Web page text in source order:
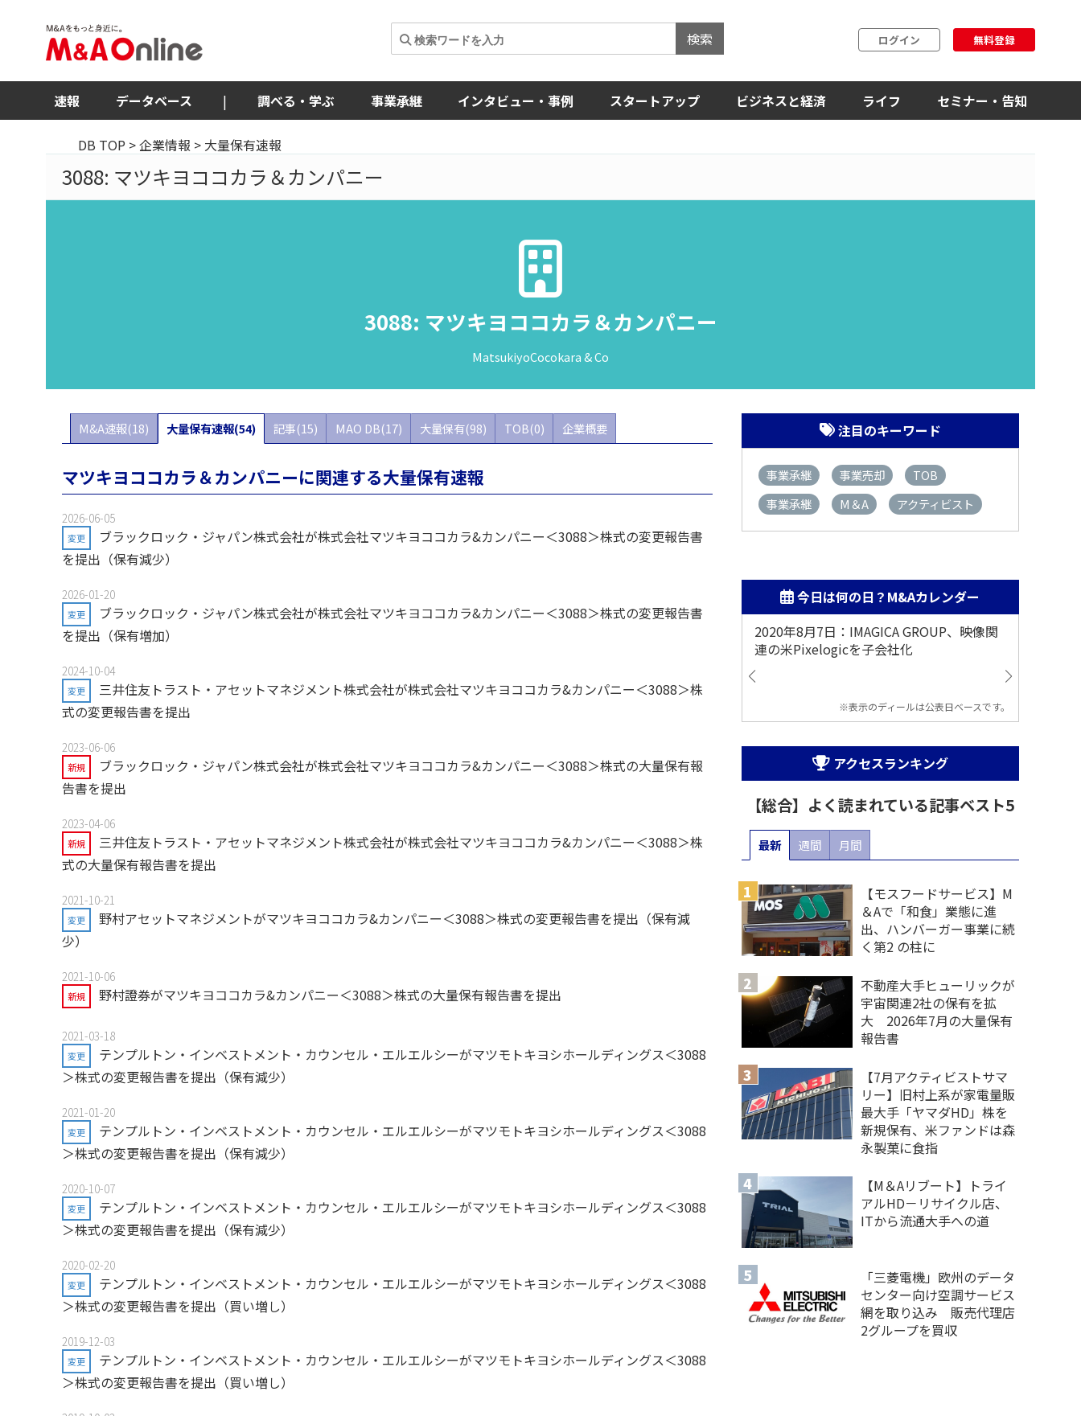
検索 ログイン 無料登録
速報 データベース | 調べる・学ぶ 事業承継 インタビュー・事例 スタートアップ ビジネスと経済 ライフ セミナー・告知
DB TOP >企業情報 > 大量保有速報
3088: マツキヨココカラ＆カンパニー
3088: マツキヨココカラ＆カンパニー
MatsukiyoCocokara & Co
M&A速報(18) 大量保有速報(54) 記事(15) MAO DB(17) 大量保有(98) TOB(0) 企業概要
マツキヨココカラ＆カンパニーに関連する大量保有速報
2026-06-05
変更
ブラックロック・ジャパン株式会社が株式会社マツキヨココカラ&カンパニー＜3088＞株式の変更報告書
を提出（保有減少）
2026-01-20
変更
ブラックロック・ジャパン株式会社が株式会社マツキヨココカラ&カンパニー＜3088＞株式の変更報告書
を提出（保有増加）
2024-10-04
変更
三井住友トラスト・アセットマネジメント株式会社が株式会社マツキヨココカラ&カンパニー＜3088＞株
式の変更報告書を提出
2023-06-06
新規
ブラックロック・ジャパン株式会社が株式会社マツキヨココカラ&カンパニー＜3088＞株式の大量保有報
告書を提出
2023-04-06
新規
三井住友トラスト・アセットマネジメント株式会社が株式会社マツキヨココカラ&カンパニー＜3088＞株
式の大量保有報告書を提出
2021-10-21
変更
野村アセットマネジメントがマツキヨココカラ&カンパニー＜3088＞株式の変更報告書を提出（保有減
少）
2021-10-06
新規 野村證券がマツキヨココカラ&カンパニー＜3088＞株式の大量保有報告書を提出
2021-03-18
変更
テンプルトン・インベストメント・カウンセル・エルエルシーがマツモトキヨシホールディングス＜3088
＞株式の変更報告書を提出（保有減少）
2021-01-20
変更
テンプルトン・インベストメント・カウンセル・エルエルシーがマツモトキヨシホールディングス＜3088
＞株式の変更報告書を提出（保有減少）
2020-10-07
変更
テンプルトン・インベストメント・カウンセル・エルエルシーがマツモトキヨシホールディングス＜3088
＞株式の変更報告書を提出（保有減少）
2020-02-20
変更
テンプルトン・インベストメント・カウンセル・エルエルシーがマツモトキヨシホールディングス＜3088
＞株式の変更報告書を提出（買い増し）
2019-12-03
変更
テンプルトン・インベストメント・カウンセル・エルエルシーがマツモトキヨシホールディングス＜3088
＞株式の変更報告書を提出（買い増し）
注目のキーワード
事業承継 事業売却
TOB
事業承継
M＆A アクティビスト
今日は何の日？M&Aカレンダー
2020年8月7日：IMAGICA GROUP、映像関
連の米Pixelogicを子会社化
※表示のディールは公表日ベースです。
アクセスランキング
【総合】よく読まれている記事ベスト5
最新 週間 月間
【モスフードサービス】M
＆Aで「和食」業態に進
出、ハンバーガー事業に続
く第2 の柱に
不動産大手ヒューリックが
宇宙関連2社の保有を拡
大 2026年7月の大量保有
報告書
【7月アクティビストサマ
リー】旧村上系が家電量販
最大手「ヤマダHD」株を
新規保有、米ファンドは森
永製菓に食指
【M＆Aリブート】トライ
アルHD－リサイクル店、
ITから流通大手への道
「三菱電機」欧州のデータ
センター向け空調サービス
網を取り込み 販売代理店
2グループを買収